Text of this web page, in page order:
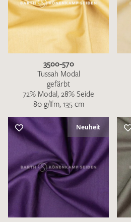
3500-570
Tussah Modal
gefärbt
72% Modal, 28% Seide
80 g/lfm, 135 cm
Neuheit